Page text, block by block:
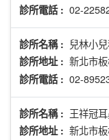
診所電話 : 02-
診所名稱 : 兒林小
診所地址 : 新北市
診所電話 : 02-
診所名稱 : 王祥冠
診所地址 : 新北市